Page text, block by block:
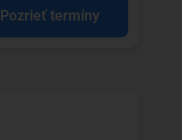
Pozrieť termíny